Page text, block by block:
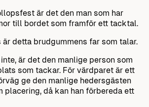
är det den man som har
till bordet som framför ett tacktal.
detta brudgummens far som talar.
är det den manlige person som
som tackar. För värdparet är ett
ge den manlige hedersgästen
placering, då kan han förbereda ett